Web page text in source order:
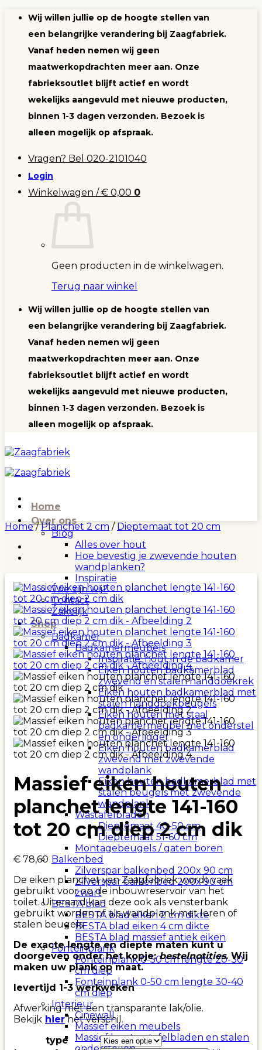
inhoud
Wij willen jullie op de hoogte stellen van
een belangrijke verandering bij Zaagfabriek.
Vanaf heden nemen wij geen
maatwerkopdrachten meer aan. Onze
fabrieksoutlet blijft actief en wordt
wekelijks aangevuld met nieuwe producten,
binnen 1-3 dagen verzonden. Bezoek is
alleen mogelijk op afspraak.
Vragen? Bel 020-2101040
Login
Winkelwagen /€ 0,00 0
Geen producten in de winkelwagen.
Terug naar winkel
Wij willen jullie op de hoogte stellen van
een belangrijke verandering bij Zaagfabriek.
Vanaf heden nemen wij geen
maatwerkopdrachten meer aan. Onze
fabrieksoutlet blijft actief en wordt
wekelijks aangevuld met nieuwe producten,
binnen 1-3 dagen verzonden. Bezoek is
alleen mogelijk op afspraak.
Home
Over ons
Blog
Alles over hout
Hoe bevestig je zwevende houten
wandplanken?
Inspiratie
Wie zijn wij?
Contact
Zakelijk
Shop
Badkamer
Badkamermeubels
Inspiratie: hout in de badkamer
Eiken houten badkamerblad
zwevend en stalen handdoekrek
Eiken houten badkamerblad met
stalen handdoekbeugels
Eiken houten met staal
badkamermeubel met onderstel
en onderligger
Eiken houten badkamerblad
zwevend met zwevende
wandplank
Eiken houten badkamerblad met
stalen beugels met zwevende
wandplank
Wastafelbladen
Dieptemaat 40-50 cm
Dieptemaat 51-60 cm
Montagebeugels / gaten boren
Balkenbed
Zilverspar balkenbed 200x 90 cm
Zilverspar balkenbed 200x 90 cm
zwart
BESTA blad
BESTA blad eiken 2 cm dikte
BESTA blad eiken 4 cm dikte
BESTA blad massief antiek eiken
Fonteinplank
Fonteinplank 0-50 cm lengte 20-30
cm diep
Fonteinplank 0-50 cm lengte 30-40
cm diep
Interieur
Cinewall
Massief eiken meubels
Massief houten tafelbladen en stalen
Home / Planchet 2 cm / Dieptemaat tot 20 cm
Massief eiken houten
planchet lengte 141-160
tot 20 cm diep 2 cm dik
€ 78,60
De eiken planchet van Zaagfabriek wordt vaak
gebruikt voor op de inbouwreservoir van het
toilet. Uiteraard kan deze ook als vensterbank
gebruikt worden of als wandplank met leren of
stalen beugels.
De exacte lengte en diepte maten kunt u
doorgeven onder het kopje:bestelnotities. Wij
maken uw plank op maat.
levertijd 1-3 werkweken
Afwerking met een transparante lak/olie.
Bekijk hierhet verschil.
type